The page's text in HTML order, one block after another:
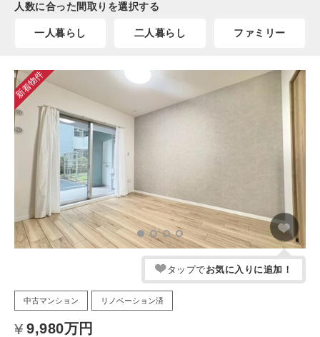
人数に合った間取りを選択する
一人暮らし 二人暮らし ファミリー
新着物件
タップでお気に入りに追加！
中古マンション リノベーション済
9,980万円